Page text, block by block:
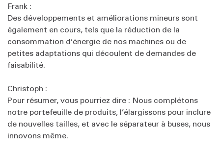
Frank :
Des développements et améliorations mineurs sont
également en cours, tels que la réduction de la
consommation d’énergie de nos machines ou de
petites adaptations qui découlent de demandes de
faisabilité.
Christoph :
Pour résumer, vous pourriez dire : Nous complétons
notre portefeuille de produits, l’élargissons pour inclure
de nouvelles tailles, et avec le séparateur à buses, nous
innovons même.